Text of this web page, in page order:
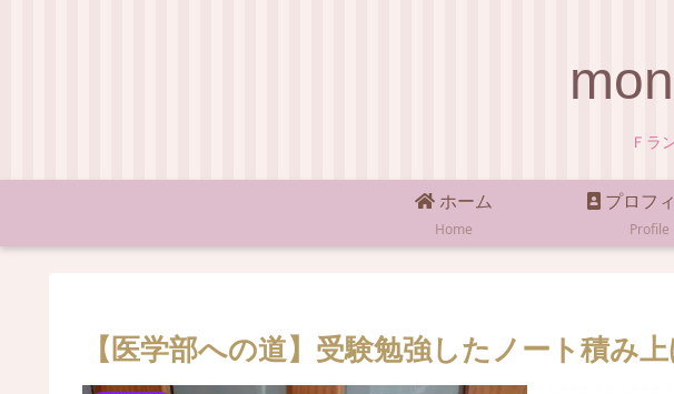
Ｆラ
ホーム
Home
プロフ
Profile
【医学部への道】受験勉強したノート積み